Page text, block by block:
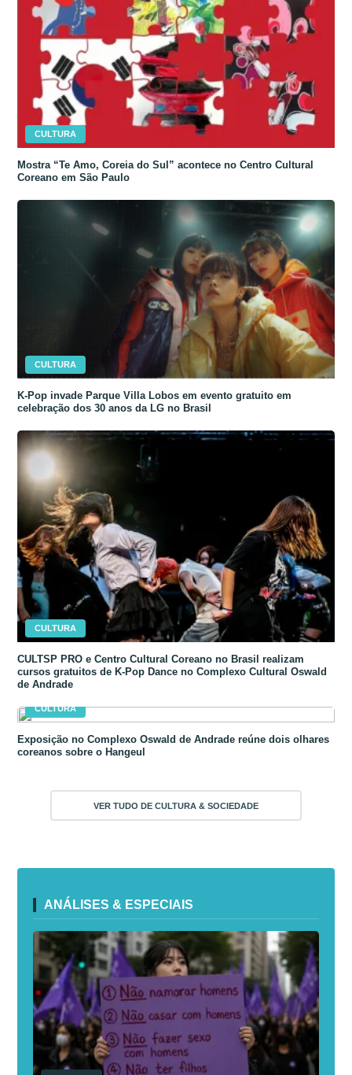
CULTURA
Mostra “Te Amo, Coreia do Sul” acontece no Centro Cultural
Coreano em São Paulo
CULTURA
K-Pop invade Parque Villa Lobos em evento gratuito em
celebração dos 30 anos da LG no Brasil
CULTURA
CULTSP PRO e Centro Cultural Coreano no Brasil realizam
cursos gratuitos de K-Pop Dance no Complexo Cultural Oswald
de Andrade
CULTURA
Exposição no Complexo Oswald de Andrade reúne dois olhares
coreanos sobre o Hangeul
VER TUDO DE CULTURA & SOCIEDADE
ANÁLISES & ESPECIAIS